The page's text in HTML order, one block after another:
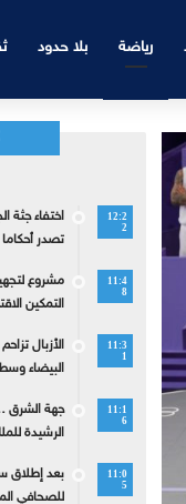
رياضة بلا حدود
12:2
2
اختفاء جثة
تصدر أحكاما
11:4
8
مشروع
التمكين
11:3
1
الأزبال
البيضاء
11:1
6
جهة الشرق
الرشيدة
11:0
5
بعد إطلاق
للصحافي